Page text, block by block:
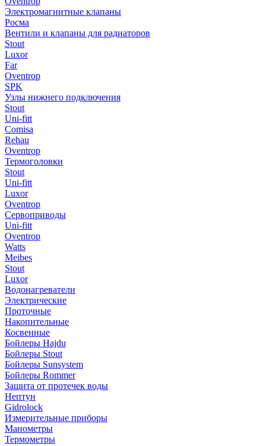
Электромагнитные клапаны
Росма
Вентили и клапаны для радиаторов
Stout
Luxor
Far
Oventrop
SPK
Узлы нижнего подключения
Stout
Uni-fitt
Comisa
Rehau
Oventrop
Термоголовки
Stout
Uni-fitt
Luxor
Oventrop
Сервоприводы
Uni-fitt
Oventrop
Watts
Meibes
Stout
Luxor
Водонагреватели
Электрические
Проточные
Накопительные
Косвенные
Бойлеры Hajdu
Бойлеры Stout
Бойлеры Sunsystem
Бойлеры Rommer
Защита от протечек воды
Нептун
Gidrolock
Измерительные приборы
Манометры
Термометры